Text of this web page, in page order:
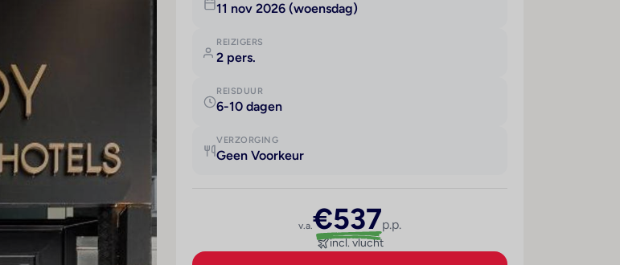
11 nov 2026 (woensdag)
REIZIGERS
2 pers.
REISDUUR
6-10 dagen
VERZORGING
Geen Voorkeur
v.a.€537p.p.
incl. vlucht